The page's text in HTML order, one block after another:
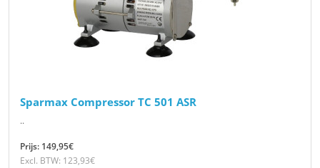
Sparmax Compressor TC 501 ASR
..
Prijs: 149,95€
Excl. BTW: 123,93€